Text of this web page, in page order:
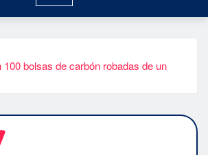
bolsas de carbón robadas de un